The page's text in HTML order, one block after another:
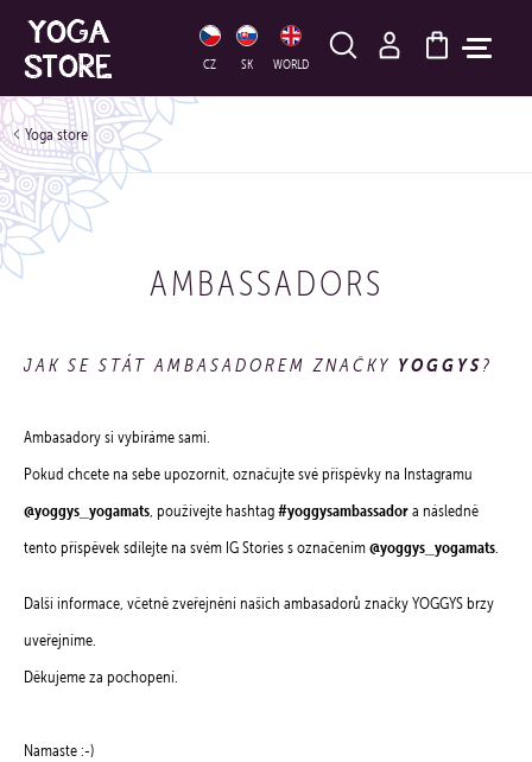
CZ SK WORLD
HLEDAT
Yoga store
AMBASSADORS
JAK SE STÁT AMBASADOREM ZNAČKY YOGGYS?
Ambasadory si vybíráme sami.
Pokud chcete na sebe upozornit, označujte své příspěvky na Instagramu
@yoggys_yogamats, používejte hashtag#yoggysambassadora následně
tento příspěvek sdílejte na svém IG Stories s označením@yoggys_yogamats.
Další informace, včetně zveřejnění našich ambasadorů značky YOGGYS brzy
uveřejníme.
Děkujeme za pochopení.
Namaste :-)